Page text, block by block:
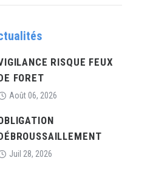
RISQUE FEUX
FORET
Août 06, 2026
Juil 28, 2026